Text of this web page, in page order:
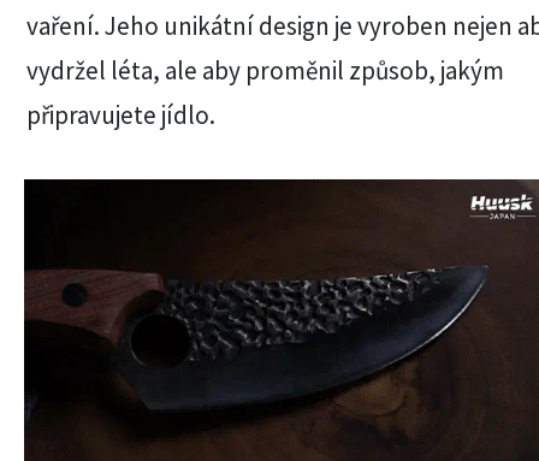
vaření. Jeho unikátní design je vyroben nejen
vydržel léta, ale aby proměnil způsob, jakým
připravujete jídlo.